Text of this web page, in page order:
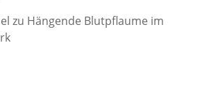
zu Hängende Blutpflaume im